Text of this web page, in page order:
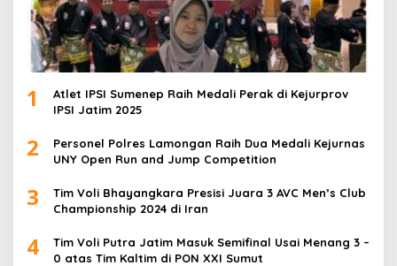
1
Atlet IPSI Sumenep Raih Medali Perak di Kejurprov
IPSI Jatim 2025
2
Personel Polres Lamongan Raih Dua Medali Kejurnas
UNY Open Run and Jump Competition
3
Tim Voli Bhayangkara Presisi Juara 3 AVC Men’s Club
Championship 2024 di Iran
4
Tim Voli Putra Jatim Masuk Semifinal Usai Menang 3 –
0 atas Tim Kaltim di PON XXI Sumut